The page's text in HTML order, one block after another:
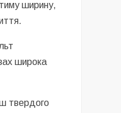
ширину,
широка
твердого